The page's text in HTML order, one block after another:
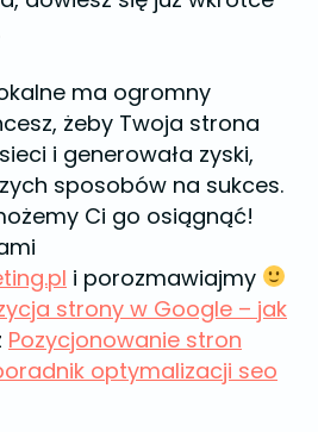
ma ogromny
żeby Twoja strona
i generowała zyski,
sposobów na sukces.
Ci go osiągnąć!
i porozmawiajmy
strony w Google – jak
Pozycjonowanie stron
optymalizacji seo